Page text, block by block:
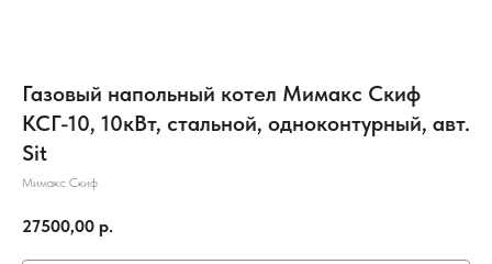
Газовый напольный котел Мимакс Скиф
КСГ-10, 10кВт, стальной, одноконтурный, авт.
Sit
Мимакс Скиф
27500,00 р.